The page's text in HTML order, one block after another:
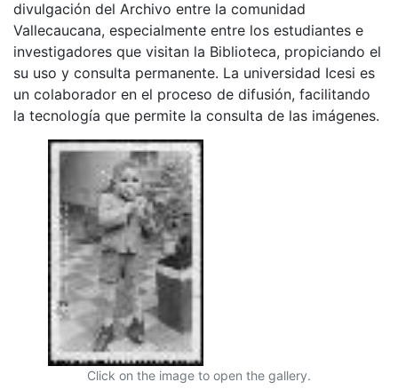
divulgación del Archivo entre la comunidad
Vallecaucana, especialmente entre los estudiantes e
investigadores que visitan la Biblioteca, propiciando el
su uso y consulta permanente. La universidad Icesi es
un colaborador en el proceso de difusión, facilitando
la tecnología que permite la consulta de las imágenes.
Click on the image to open the gallery.